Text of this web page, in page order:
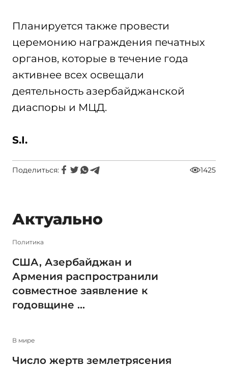
Планируется также провести
церемонию награждения печатных
органов, которые в течение года
активнее всех освещали
деятельность азербайджанской
диаспоры и МЦД.
S.I.
Поделиться: 1425
Актуально
Политика
США, Азербайджан и
Армения распространили
совместное заявление к
годовщине ...
В мире
Число жертв землетрясения